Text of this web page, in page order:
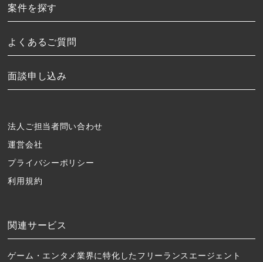
案件を探す
よくあるご質問
面談申し込み
法人ご担当者問い合わせ
運営会社
プライバシーポリシー
利用規約
関連サービス
ゲーム・エンタメ業界に特化したフリーランスエージェント